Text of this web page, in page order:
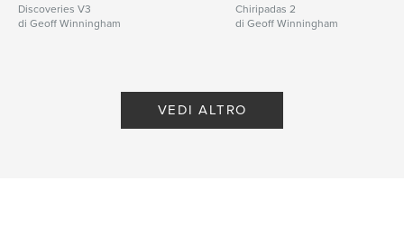
Discoveries V3
di Geoff Winningham
Chiripadas 2
di Geoff Winningham
VEDI ALTRO